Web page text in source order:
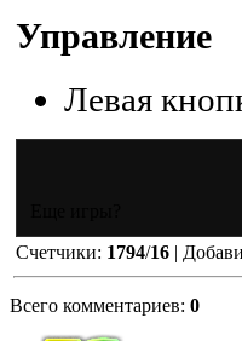
Управление
Левая
Счетчики: 1794/16 |
Всего комментариев: 0